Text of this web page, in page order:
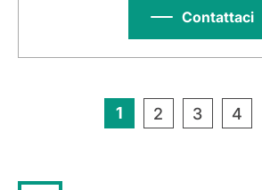
Contattaci
1 2 3 4